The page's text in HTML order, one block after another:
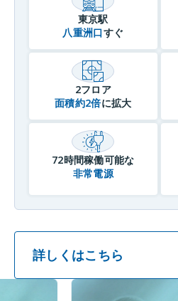
東京駅
八重洲口すぐ
2フロア
面積約2倍に拡大
72時間稼働可能な
非常電源
詳しくはこちら